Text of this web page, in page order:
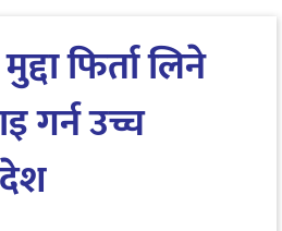
फिर्ता लिने
गर्न उच्च